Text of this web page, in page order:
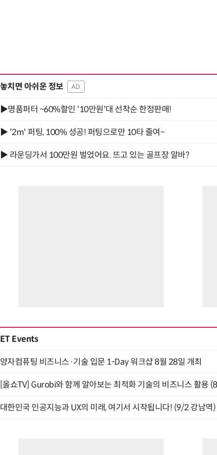
놓치면 아쉬운 정보 AD
▶명품퍼터 ~60%할인 '10만원'대 선착순 한정판매!
▶ '2m' 퍼팅, 100% 성공! 퍼팅으로만 10타 줄여~
▶ 라운딩가서 100만원 벌었어요. 뜨고 있는 골프장 알바?
ET Events
양자컴퓨팅 비즈니스·기술 입문 1-Day 워크샵 8월 28일 개최
[올쇼TV] Gurobi와 함께 알아보는 최적화 기술의 비즈니스 활용
대한민국 인공지능과 UX의 미래, 여기서 시작됩니다! (9/2 강남역)